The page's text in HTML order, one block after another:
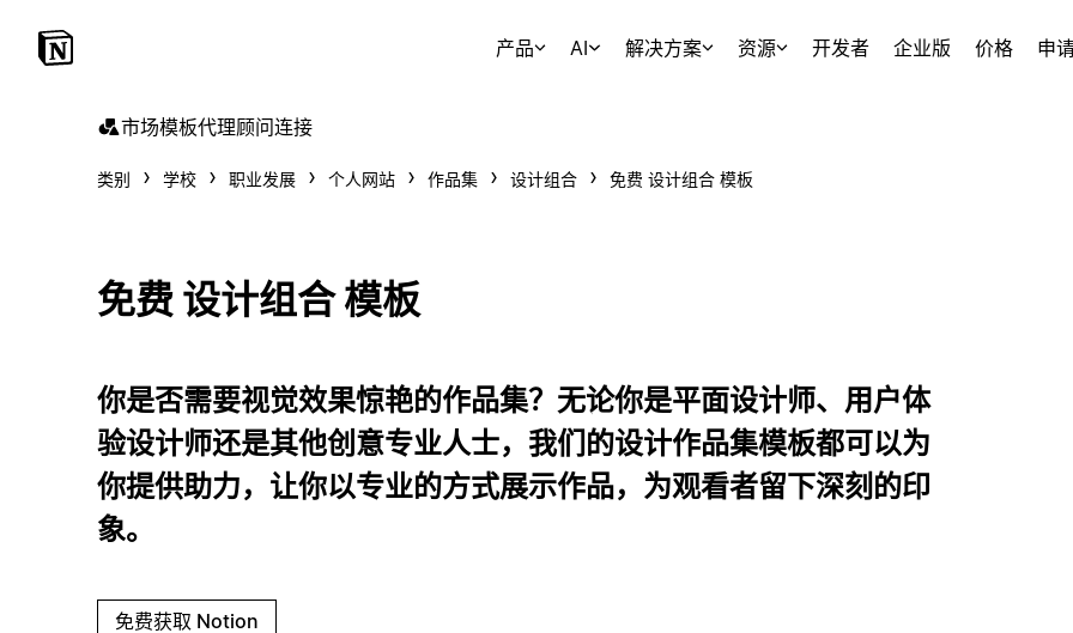
产品 AI 解决方案 资源 开发者 企业版 价格 申
市场模板代理顾问连接
类别 学校 职业发展 个人网站 作品集 设计组合 免费 设计组合 模板
免费 设计组合 模板
你是否需要视觉效果惊艳的作品集？无论你是平面设计师、用户体
验设计师还是其他创意专业人士，我们的设计作品集模板都可以为
你提供助力，让你以专业的方式展示作品，为观看者留下深刻的印
象。
免费获取 Notion